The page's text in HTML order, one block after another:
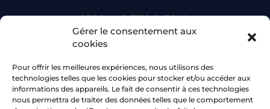
Gérer le consentement aux
cookies
Pour offrir les meilleures expériences, nous utilisons des
technologies telles que les cookies pour stocker et/ou accéder aux
informations des appareils. Le fait de consentir à ces technologies
nous permettra de traiter des données telles que le comportement
CRPG UMR 7358 CNRS-UL
15 rue Notre Dame des Pauvres
54500 Vandoeuvre-lès-Nancy
Bluesky
Facebook